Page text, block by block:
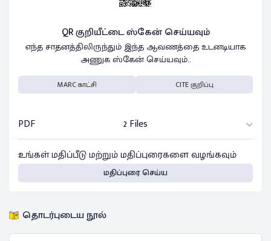
QR குறியீட்டை ஸ்கேன் செய்யவும்
எந்த சாதனத்திலிருந்தும் இந்த ஆவணத்தை உடனடியாக
அணுக ஸ்கேன் செய்யவும்..
MARC காட்சி CITE குறிப்பு
PDF
2 Files
உங்கள் மதிப்பீடு மற்றும் மதிப்புரைகளை வழங்கவும்
மதிப்புரை செய்ய
தொடர்புடைய நூல்